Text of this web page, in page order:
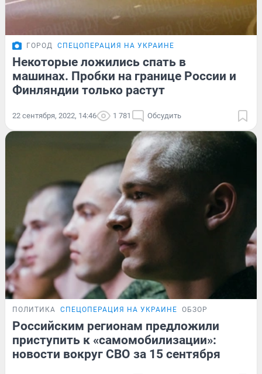
ГОРОД СПЕЦОПЕРАЦИЯ НА УКРАИНЕ
Некоторые ложились спать в
машинах. Пробки на границе России и
Финляндии только растут
22 сентября, 2022, 14:46 1 781 Обсудить
ПОЛИТИКА СПЕЦОПЕРАЦИЯ НА УКРАИНЕ ОБЗОР
Российским регионам предложили
приступить к «самомобилизации»:
новости вокруг СВО за 15 сентября